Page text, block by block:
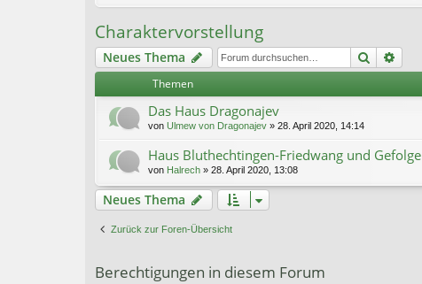
ug
riff
Charaktervorstellung
Neues Thema Suche
Themen
Das Haus Dragonajev
von Ulmew von Dragonajev » 28. April 2020, 14:14
Haus Bluthechtingen-Friedwang und Gefolge
von Halrech » 28. April 2020, 13:08
Neues Thema
Zurück zur Foren-Übersicht
Berechtigungen in diesem Forum